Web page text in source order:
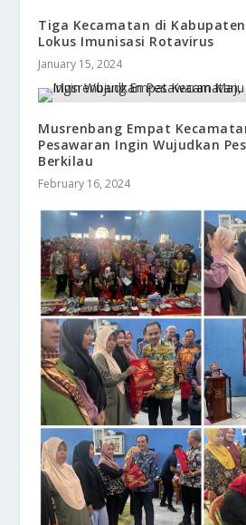
Tiga Kecamatan di
Lokus Imunisasi Rotavirus
January 15, 2024
Musrenbang Empat
Pesawaran Ingin Wujudkan
Berkilau
February 16, 2024